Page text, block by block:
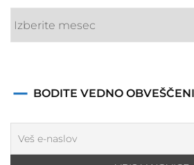
BODITE VEDNO